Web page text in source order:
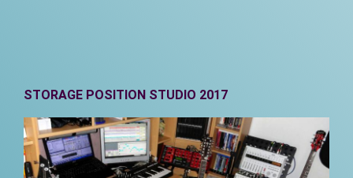
STORAGE POSITION STUDIO 2017